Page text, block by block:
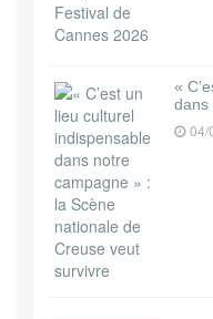
«
dans
04/